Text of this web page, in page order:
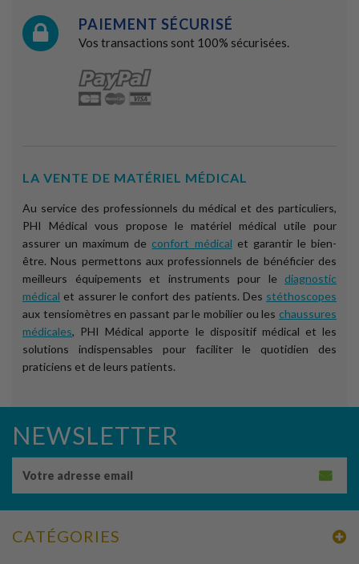
PAIEMENT SÉCURISÉ
Vos transactions sont 100% sécurisées.
LA VENTE DE MATÉRIEL MÉDICAL
Au service des professionnels du médical et des particuliers,
PHI Médical vous propose le matériel médical utile pour
assurer un maximum de confort médical et garantir le bien-
être. Nous permettons aux professionnels de bénéficier des
meilleurs équipements et instruments pour le diagnostic
médical et assurer le confort des patients. Des stéthoscopes
aux tensiomètres en passant par le mobilier ou les chaussures
médicales, PHI Médical apporte le dispositif médical et les
solutions indispensables pour faciliter le quotidien des
praticiens et de leurs patients.
NEWSLETTER
CATÉGORIES